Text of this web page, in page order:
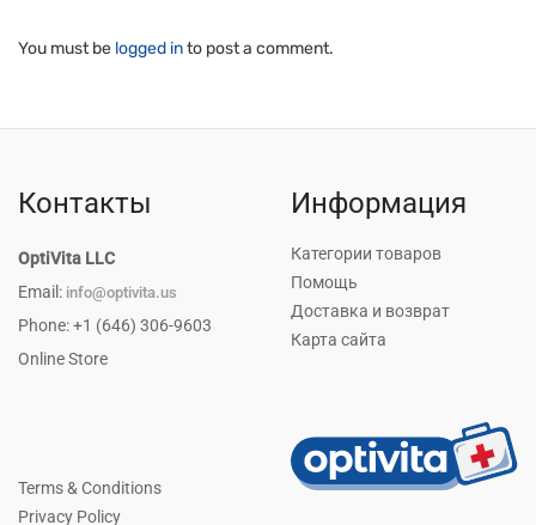
You must be logged into post a comment.
Контакты
OptiVita LLC
Email: info@optivita.us
Phone: +1 (646) 306-9603
Online Store
Информация
Категории товаров
Помощь
Доставка и возврат
Карта сайта
Terms & Conditions
Privacy Policy